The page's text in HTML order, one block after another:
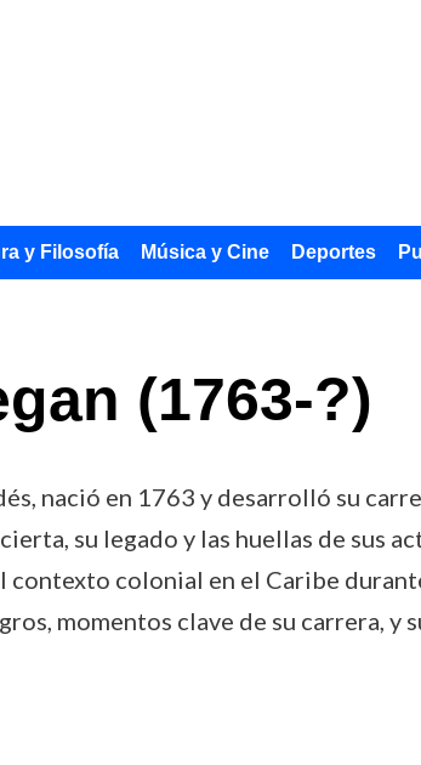
y Filosofía Música y Cine Deportes
(1763-?)
nació en 1763 y desarrolló su
su legado y las huellas de sus
colonial en el Caribe
momentos clave de su carrera, y